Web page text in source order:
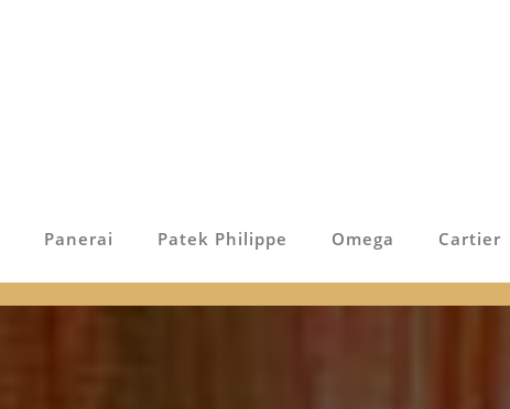
Panerai Patek Philippe Omega Cartier